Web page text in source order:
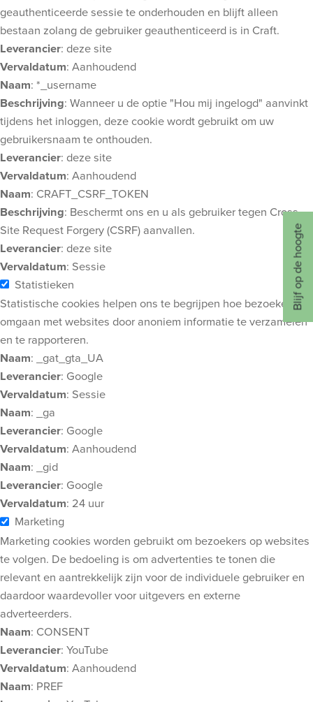
geauthenticeerde sessie te onderhouden en blijft alleen
bestaan zolang de gebruiker geauthenticeerd is in Craft.
Leverancier: deze site
Vervaldatum: Aanhoudend
Naam: *_username
Beschrijving: Wanneer u de optie "Hou mij ingelogd" aanvinkt
tijdens het inloggen, deze cookie wordt gebruikt om uw
gebruikersnaam te onthouden.
Leverancier: deze site
Vervaldatum: Aanhoudend
Naam: CRAFT_CSRF_TOKEN
Beschrijving: Beschermt ons en u als gebruiker tegen Cross-
Site Request Forgery (CSRF) aanvallen.
Leverancier: deze site
Vervaldatum: Sessie
Statistieken
Statistische cookies helpen ons te begrijpen hoe bezoekers
omgaan met websites door anoniem informatie te verzamelen
en te rapporteren.
Naam: _gat_gta_UA
Leverancier: Google
Vervaldatum: Sessie
Naam: _ga
Leverancier: Google
Vervaldatum: Aanhoudend
Naam: _gid
Leverancier: Google
Vervaldatum: 24 uur
Marketing
Marketing cookies worden gebruikt om bezoekers op websites
te volgen. De bedoeling is om advertenties te tonen die
relevant en aantrekkelijk zijn voor de individuele gebruiker en
daardoor waardevoller voor uitgevers en externe
adverteerders.
Naam: CONSENT
Leverancier: YouTube
Vervaldatum: Aanhoudend
Naam: PREF
Blijf op de hoogte